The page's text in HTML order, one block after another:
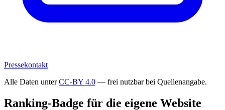
Pressekontakt
Alle Daten unterCC-BY 4.0 — frei nutzbar bei Quellenangabe.
Ranking-Badge für die eigene Website